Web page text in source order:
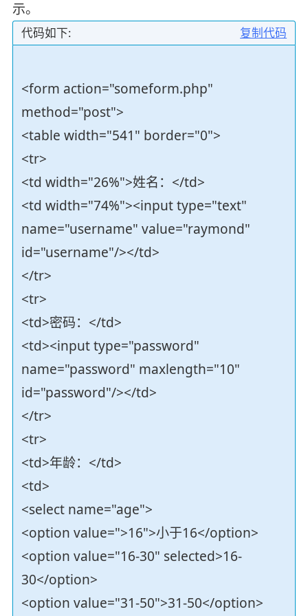
示。
复制代码
代码如下:
<form action="someform.php"
method="post">
<table width="541" border="0">
<tr>
<td width="26%">姓名：</td>
<td width="74%"><input type="text"
name="username" value="raymond"
id="username"/></td>
</tr>
<tr>
<td>密码：</td>
<td><input type="password"
name="password" maxlength="10"
id="password"/></td>
</tr>
<tr>
<td>年龄：</td>
<td>
<select name="age">
<option value=">16">小于16</option>
<option value="16-30" selected>16-
30</option>
<option value="31-50">31-50</option>